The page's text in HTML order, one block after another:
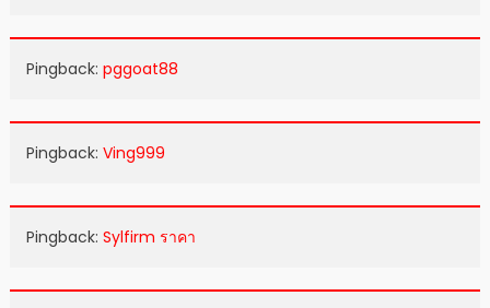
Pingback: pggoat88
Pingback: Ving999
Pingback: Sylfirm ราคา